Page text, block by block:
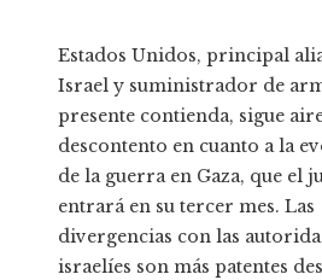
Estados Unidos, principal
Israel y suministrador de
presente contienda, sigue
descontento en cuanto a la
de la guerra en Gaza, que el
entrará en su tercer mes. Las
divergencias con las
israelíes son más patentes